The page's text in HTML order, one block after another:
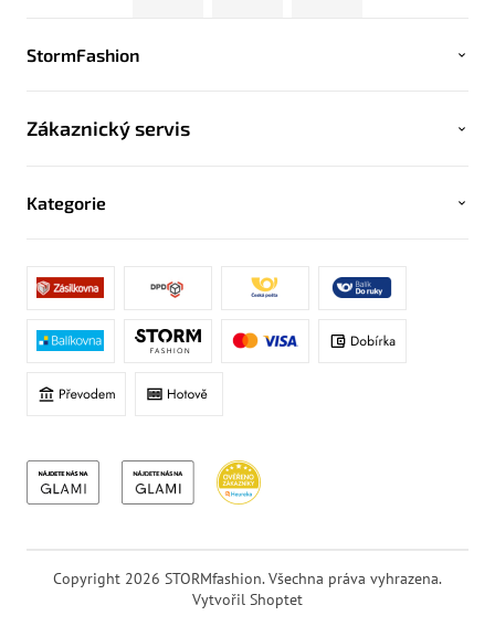
StormFashion
Zákaznický servis
Kategorie
Vytvořil Shoptet
Copyright 2026 STORMfashion. Všechna práva vyhrazena.